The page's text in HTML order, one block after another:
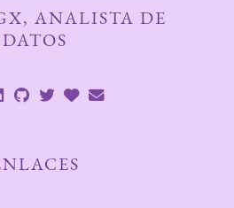
ANALISTA DE
DATOS